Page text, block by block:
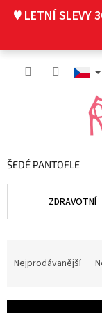
♥ LETNÍ SLEVY
ŠEDÉ PANTOFLE
ZDRAVOTNÍ
Nejprodávanější